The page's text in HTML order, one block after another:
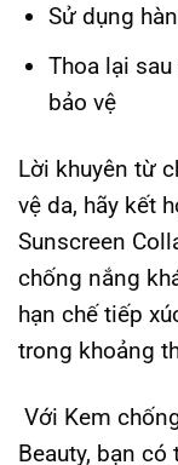
Sử dụng
Thoa lại
bảo vệ
Lời khuyên từ
vệ da, hãy kết
Sunscreen
chống nắng
hạn chế tiếp
trong khoảng
Với Kem
Beauty, bạn